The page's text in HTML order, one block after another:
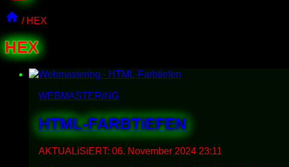
/ HEX
HEX
WEBMASTERiNG
HTML-FARBTiEFEN
AKTUALiSiERT: 06. November 2024 23:11